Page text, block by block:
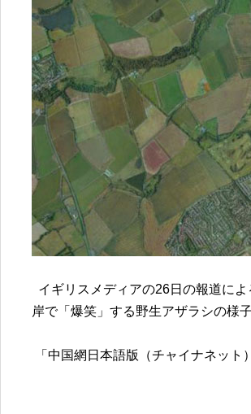
イギリスメディアの26日の報道に
岸で「爆笑」する野生アザラシの様
「中国網日本語版（チャイナネット